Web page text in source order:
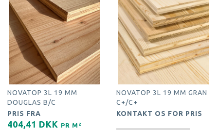
NOVATOP 3L 19 MM
DOUGLAS B/C
PRIS FRA
404,41 DKK PR M 2
NOVATOP 3L 19 MM GRAN
C+/C+
KONTAKT OS FOR PRIS